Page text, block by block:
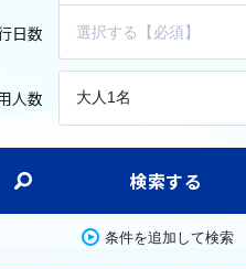
日数
人数
検索する
条件を追加して検索
カイマーク・FDA ・Peach
象♪ 通常のツアーより早割